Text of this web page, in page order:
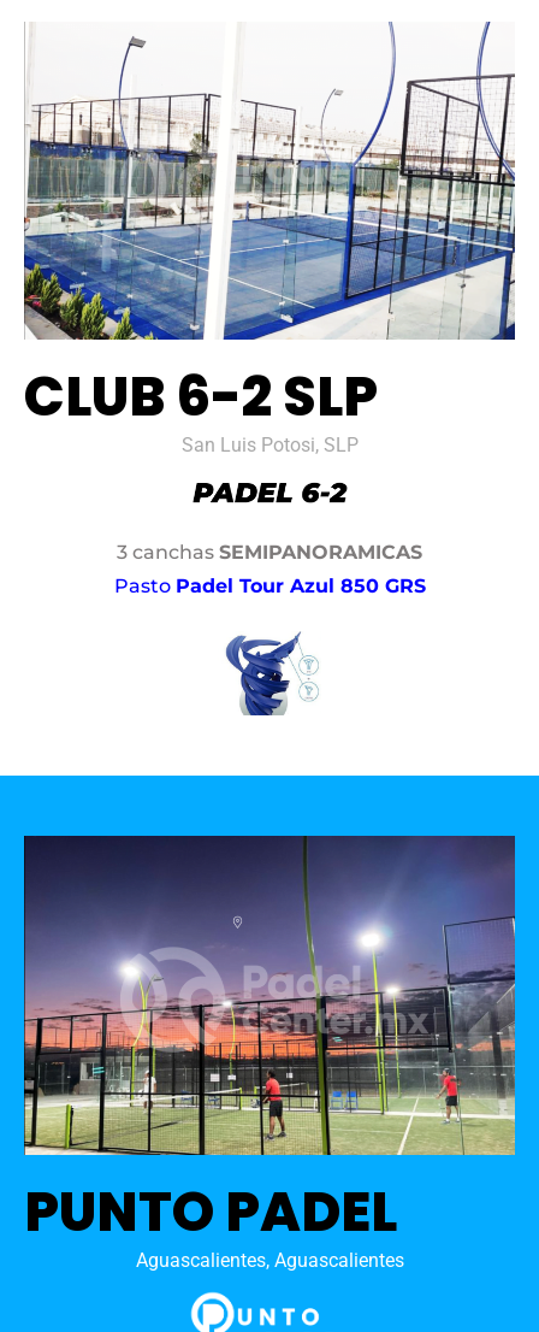
CLUB 6-2 SLP
San Luis Potosi, SLP
3 canchas SEMIPANORAMICAS
Pasto Padel Tour Azul 850 GRS
PUNTO PADEL
Aguascalientes, Aguascalientes